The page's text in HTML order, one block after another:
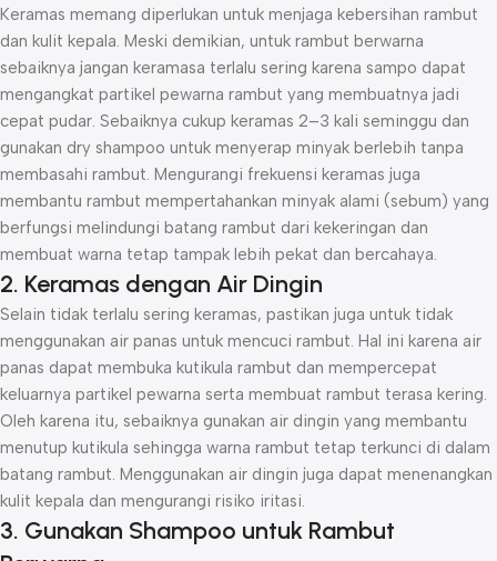
Keramas memang diperlukan untuk menjaga kebersihan rambut
dan kulit kepala. Meski demikian, untuk rambut berwarna
sebaiknya jangan keramasa terlalu sering karena sampo dapat
mengangkat partikel pewarna rambut yang membuatnya jadi
cepat pudar. Sebaiknya cukup keramas 2–3 kali seminggu dan
gunakan dry shampoo untuk menyerap minyak berlebih tanpa
membasahi rambut. Mengurangi frekuensi keramas juga
membantu rambut mempertahankan minyak alami (sebum) yang
berfungsi melindungi batang rambut dari kekeringan dan
membuat warna tetap tampak lebih pekat dan bercahaya.
2. Keramas dengan Air Dingin
Selain tidak terlalu sering keramas, pastikan juga untuk tidak
menggunakan air panas untuk mencuci rambut. Hal ini karena air
panas dapat membuka kutikula rambut dan mempercepat
keluarnya partikel pewarna serta membuat rambut terasa kering.
Oleh karena itu, sebaiknya gunakan air dingin yang membantu
menutup kutikula sehingga warna rambut tetap terkunci di dalam
batang rambut. Menggunakan air dingin juga dapat menenangkan
kulit kepala dan mengurangi risiko iritasi.
3. Gunakan Shampoo untuk Rambut